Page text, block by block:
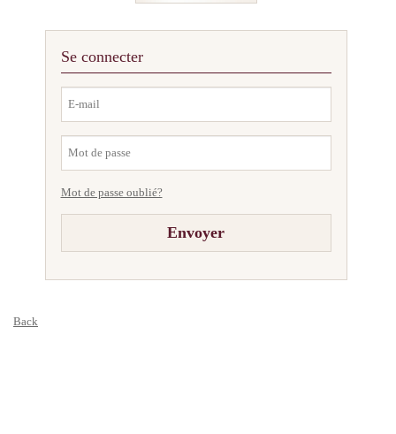
Se connecter
Mot de passe oublié?
Back